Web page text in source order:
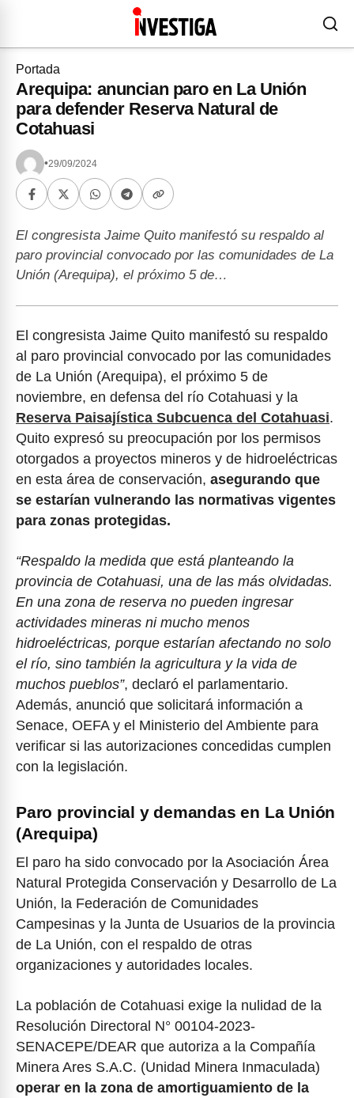
Portada
Arequipa: anuncian paro en La Unión
para defender Reserva Natural de
Cotahuasi
•29/09/2024
El congresista Jaime Quito manifestó su respaldo al
paro provincial convocado por las comunidades de La
Unión (Arequipa), el próximo 5 de…
El congresista Jaime Quito manifestó su respaldo
al paro provincial convocado por las comunidades
de La Unión (Arequipa), el próximo 5 de
noviembre, en defensa del río Cotahuasi y la
Reserva Paisajística Subcuenca del Cotahuasi.
Quito expresó su preocupación por los permisos
otorgados a proyectos mineros y de hidroeléctricas
en esta área de conservación, asegurando que
se estarían vulnerando las normativas vigentes
para zonas protegidas.
“Respaldo la medida que está planteando la
provincia de Cotahuasi, una de las más olvidadas.
En una zona de reserva no pueden ingresar
actividades mineras ni mucho menos
hidroeléctricas, porque estarían afectando no solo
el río, sino también la agricultura y la vida de
muchos pueblos”, declaró el parlamentario.
Además, anunció que solicitará información a
Senace, OEFA y el Ministerio del Ambiente para
verificar si las autorizaciones concedidas cumplen
con la legislación.
Paro provincial y demandas en La Unión
(Arequipa)
El paro ha sido convocado por la Asociación Área
Natural Protegida Conservación y Desarrollo de La
Unión, la Federación de Comunidades
Campesinas y la Junta de Usuarios de la provincia
de La Unión, con el respaldo de otras
organizaciones y autoridades locales.
La población de Cotahuasi exige la nulidad de la
Resolución Directoral N° 00104-2023-
SENACEPE/DEAR que autoriza a la Compañía
Minera Ares S.A.C. (Unidad Minera Inmaculada)
operar en la zona de amortiguamiento de la